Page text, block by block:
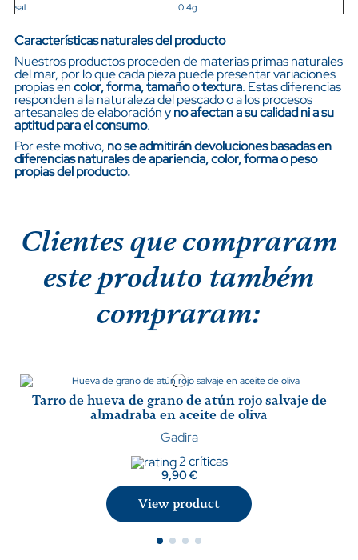
sal
0.4g
Características naturales del producto
Nuestros productos proceden de materias primas naturales
del mar, por lo que cada pieza puede presentar variaciones
propias encolor, forma, tamaño o textura. Estas diferencias
responden a la naturaleza del pescado o a los procesos
artesanales de elaboración yno afectan a su calidad ni a su
aptitud para el consumo.
Por este motivo, no se admitirán devoluciones basadas en
diferencias naturales de apariencia, color, forma o peso
propias del producto.
Clientes que compraram
este produto também
compraram:
Tarro de hueva de grano de atún rojo salvaje de
almadraba en aceite de oliva
Gadira
2 críticas
9,90 €
View product